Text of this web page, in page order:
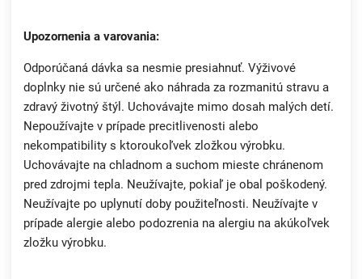
Upozornenia a varovania:
Odporúčaná dávka sa nesmie presiahnuť. Výživové
doplnky nie sú určené ako náhrada za rozmanitú stravu a
zdravý životný štýl. Uchovávajte mimo dosah malých detí.
Nepoužívajte v prípade precitlivenosti alebo
nekompatibility s ktoroukoľvek zložkou výrobku.
Uchovávajte na chladnom a suchom mieste chránenom
pred zdrojmi tepla. Neužívajte, pokiaľ je obal poškodený.
Neužívajte po uplynutí doby použiteľnosti. Neužívajte v
prípade alergie alebo podozrenia na alergiu na akúkoľvek
zložku výrobku.